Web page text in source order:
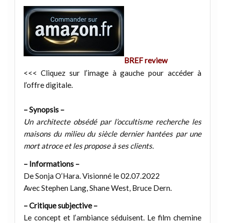
BREF review
<<< Cliquez sur l’image à gauche pour accéder à
l’offre digitale.
– Synopsis –
Un architecte obsédé par l’occultisme recherche les
maisons du milieu du siècle dernier hantées par une
mort atroce et les propose à ses clients.
– Informations –
De Sonja O’Hara. Visionné le 02.07.2022
Avec Stephen Lang, Shane West, Bruce Dern.
– Critique subjective –
Le concept et l’ambiance séduisent. Le film chemine